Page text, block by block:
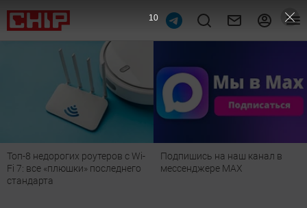
Топ-8 недорогих роутеров с Wi-
Fi 7: все «плюшки» последнего
стандарта
Подпишись на наш канал в
мессенджере МАХ
9